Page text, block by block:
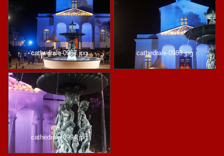
cathedrale-0987.jpg cathedrale-0983.jpg
cathedrale-0994.jpg